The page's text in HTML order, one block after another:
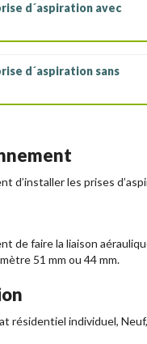
d´aspiration avec
d´aspiration sans
d’installer les prises
de faire la liaison
51 mm ou 44 mm.
résidentiel individuel,